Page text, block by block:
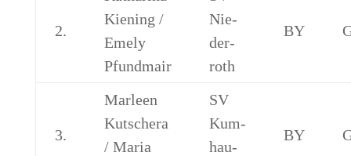
2.
Kiening /
Eme­ly
Pfundmair
Nie­
der­
roth
BY
3.
Mar­leen
Kut­sche­ra
/ Maria
SV
Kum­
hau­
BY